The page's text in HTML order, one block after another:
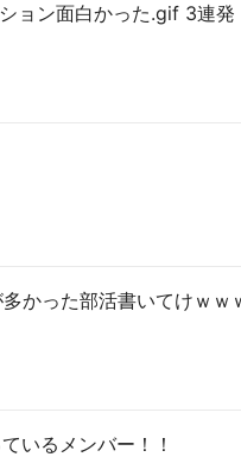
ョン面白かった.gif 3連
かった部活書いてけｗｗ
いるメンバー！！